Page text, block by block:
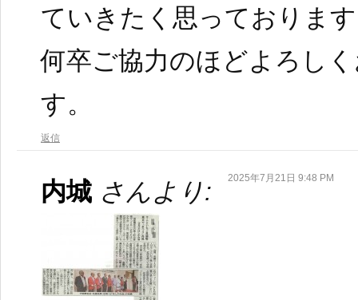
ていきたく思っておりま
何卒ご協力のほどよろし
す。
返信
内城 さんより: 2025年7月21日 9:48 PM